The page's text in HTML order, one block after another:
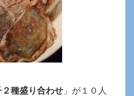
２種盛り合わせ 」が１０人